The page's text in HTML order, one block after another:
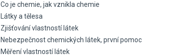
Co je chemie, jak vznikla chemie
Látky a tělesa
Zjišťování vlastností látek
Nebezpečnost chemických látek, první pomoc
Měření vlastností látek